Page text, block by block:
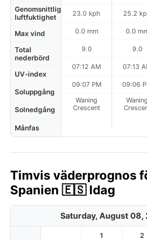
Genomsnittlig
luftfuktighet
Max vind
Total
nederbörd
UV-index
Soluppgång
Solnedgång
Månfas
23.0 kph
0.0 mm
9.0
07:12 AM
09:07 PM
Waning
Crescent
25.2
0.0
9.0
07:13
09:06
Waning
Timvis väderprognos
Spanien 🇪🇸 Idag
Saturday, August 08,
1 2